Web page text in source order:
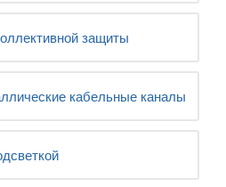
защиты
кабельные каналы